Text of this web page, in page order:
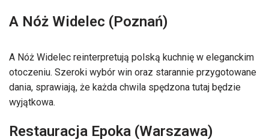
A Nóż Widelec (Poznań)
A Nóż Widelec reinterpretują polską kuchnię w eleganckim
otoczeniu. Szeroki wybór win oraz starannie przygotowane
dania, sprawiają, że każda chwila spędzona tutaj będzie
wyjątkowa.
Restauracja Epoka (Warszawa)